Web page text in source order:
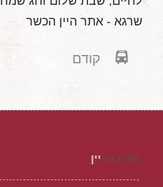
שרגא - אתר היין הכשר
קודם
סקירות יין